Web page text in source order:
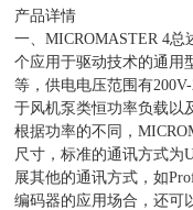
产品详情
一、MICROMASTER 4
个应用于驱动技术的通用
等，供电电压范围有
于风机泵类恒功率负载以
根据功率的不同，
尺寸，标准的通讯方式为
展其他的通讯方式，如
编码器的应用场合，还可